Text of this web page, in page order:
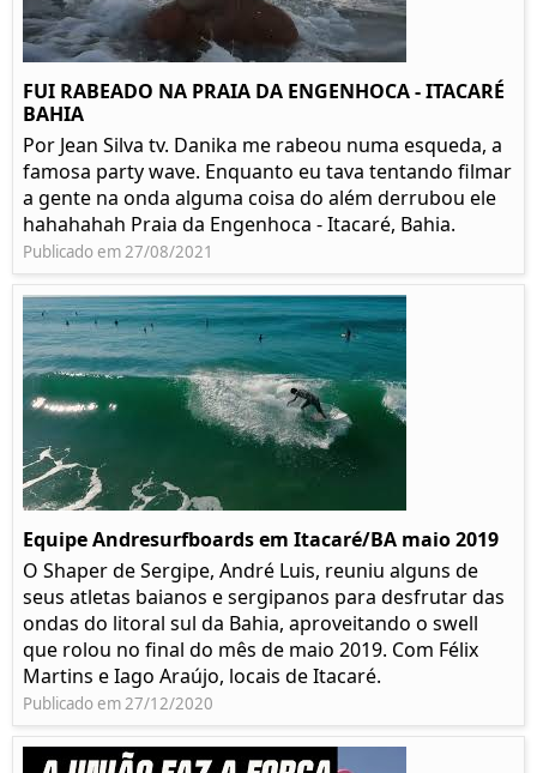
FUI RABEADO NA PRAIA DA ENGENHOCA - ITACARÉ
BAHIA
Por Jean Silva tv. Danika me rabeou numa esqueda, a
famosa party wave. Enquanto eu tava tentando filmar
a gente na onda alguma coisa do além derrubou ele
hahahahah Praia da Engenhoca - Itacaré, Bahia.
Publicado em 27/08/2021
Equipe Andresurfboards em Itacaré/BA maio 2019
O Shaper de Sergipe, André Luis, reuniu alguns de
seus atletas baianos e sergipanos para desfrutar das
ondas do litoral sul da Bahia, aproveitando o swell
que rolou no final do mês de maio 2019. Com Félix
Martins e Iago Araújo, locais de Itacaré.
Publicado em 27/12/2020